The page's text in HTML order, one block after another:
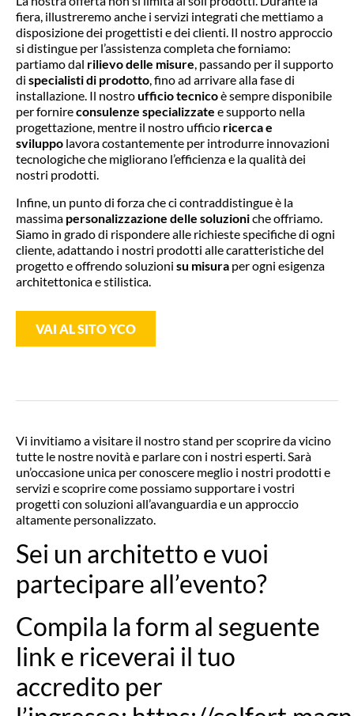
fiera, illustreremo anche i servizi integrati che mettiamo a
disposizione dei progettisti e dei clienti. Il nostro approccio
si distingue per l’assistenza completa che forniamo:
partiamo dal rilievo delle misure, passando per il supporto
di specialisti di prodotto, fino ad arrivare alla fase di
installazione. Il nostroufficio tecnicoè sempre disponibile
per fornireconsulenze specializzate e supporto nella
progettazione, mentre il nostro ufficio ricerca e
sviluppo lavora costantemente per introdurre innovazioni
tecnologiche che migliorano l’efficienza e la qualità dei
nostri prodotti.
Infine, un punto di forza che ci contraddistingue è la
massima personalizzazione delle soluzioniche offriamo.
Siamo in grado di rispondere alle richieste specifiche di ogni
cliente, adattando i nostri prodotti alle caratteristiche del
progetto e offrendo soluzioni su misura per ogni esigenza
architettonica e stilistica.
VAI AL SITO YCO
Vi invitiamo a visitare il nostro stand per scoprire da vicino
tutte le nostre novità e parlare con i nostri esperti. Sarà
un’occasione unica per conoscere meglio i nostri prodotti e
servizi e scoprire come possiamo supportare i vostri
progetti con soluzioni all’avanguardia e un approccio
altamente personalizzato.
Sei un architetto e vuoi
partecipare all’evento?
Compila la form al seguente
link e riceverai il tuo
accredito per